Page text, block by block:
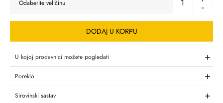
-
DODAJ U KORPU
U kojoj prodavnici možete pogledati +
Poreklo +
Sirovinski sastav +